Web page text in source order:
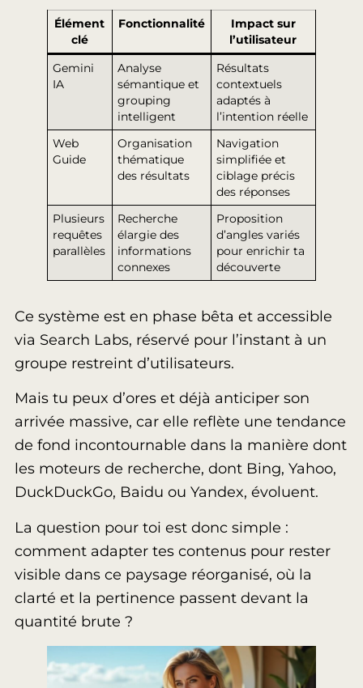
Élément
clé
Fonctionnalité
Impact sur
l’utilisateur
Gemini
IA
Analyse
sémantique et
grouping
intelligent
Résultats
contextuels
adaptés à
l’intention réelle
Web
Guide
Organisation
thématique
des résultats
Navigation
simplifiée et
ciblage précis
des réponses
Plusieurs
requêtes
parallèles
Recherche
élargie des
informations
connexes
Proposition
d’angles variés
pour enrichir ta
découverte
Ce système est en phase bêta et accessible
via Search Labs, réservé pour l’instant à un
groupe restreint d’utilisateurs.
Mais tu peux d’ores et déjà anticiper son
arrivée massive, car elle reflète une tendance
de fond incontournable dans la manière dont
les moteurs de recherche, dont Bing, Yahoo,
DuckDuckGo, Baidu ou Yandex, évoluent.
La question pour toi est donc simple :
comment adapter tes contenus pour rester
visible dans ce paysage réorganisé, où la
clarté et la pertinence passent devant la
quantité brute ?